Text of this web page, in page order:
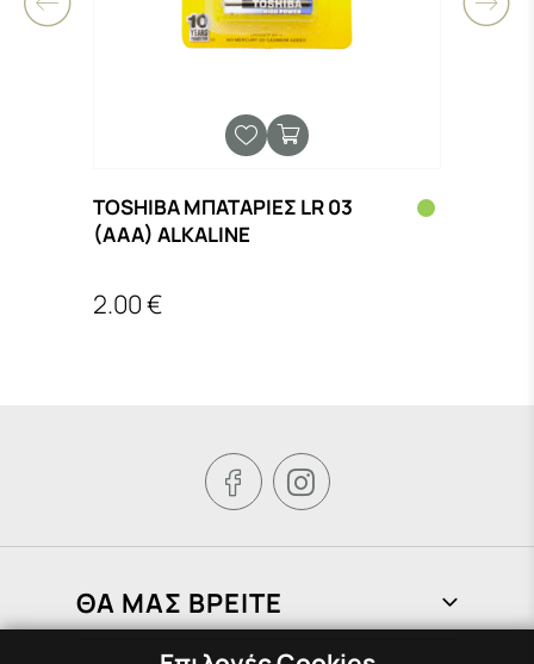
TOSHIBA ΜΠΑΤΑΡΙΕΣ LR 03
(AAA) ALKALΙΝΕ
2.00 €
 
ΘΑ ΜΑΣ ΒΡΕΙΤΕ
Φραγκιάδων 72, Πειραιάς 185 37